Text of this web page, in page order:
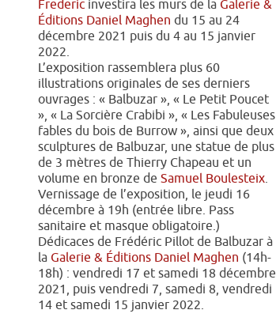
Frederic investira les murs de la Galerie &
Éditions Daniel Maghen du 15 au 24
décembre 2021 puis du 4 au 15 janvier
2022.
L’exposition rassemblera plus 60
illustrations originales de ses derniers
ouvrages : « Balbuzar », « Le Petit Poucet
», « La Sorcière Crabibi », « Les Fabuleuses
fables du bois de Burrow », ainsi que deux
sculptures de Balbuzar, une statue de plus
de 3 mètres de Thierry Chapeau et un
volume en bronze de Samuel Boulesteix.
Vernissage de l’exposition, le jeudi 16
décembre à 19h (entrée libre. Pass
sanitaire et masque obligatoire.)
Dédicaces de Frédéric Pillot de Balbuzar à
la Galerie & Éditions Daniel Maghen (14h-
18h) : vendredi 17 et samedi 18 décembre
2021, puis vendredi 7, samedi 8, vendredi
14 et samedi 15 janvier 2022.